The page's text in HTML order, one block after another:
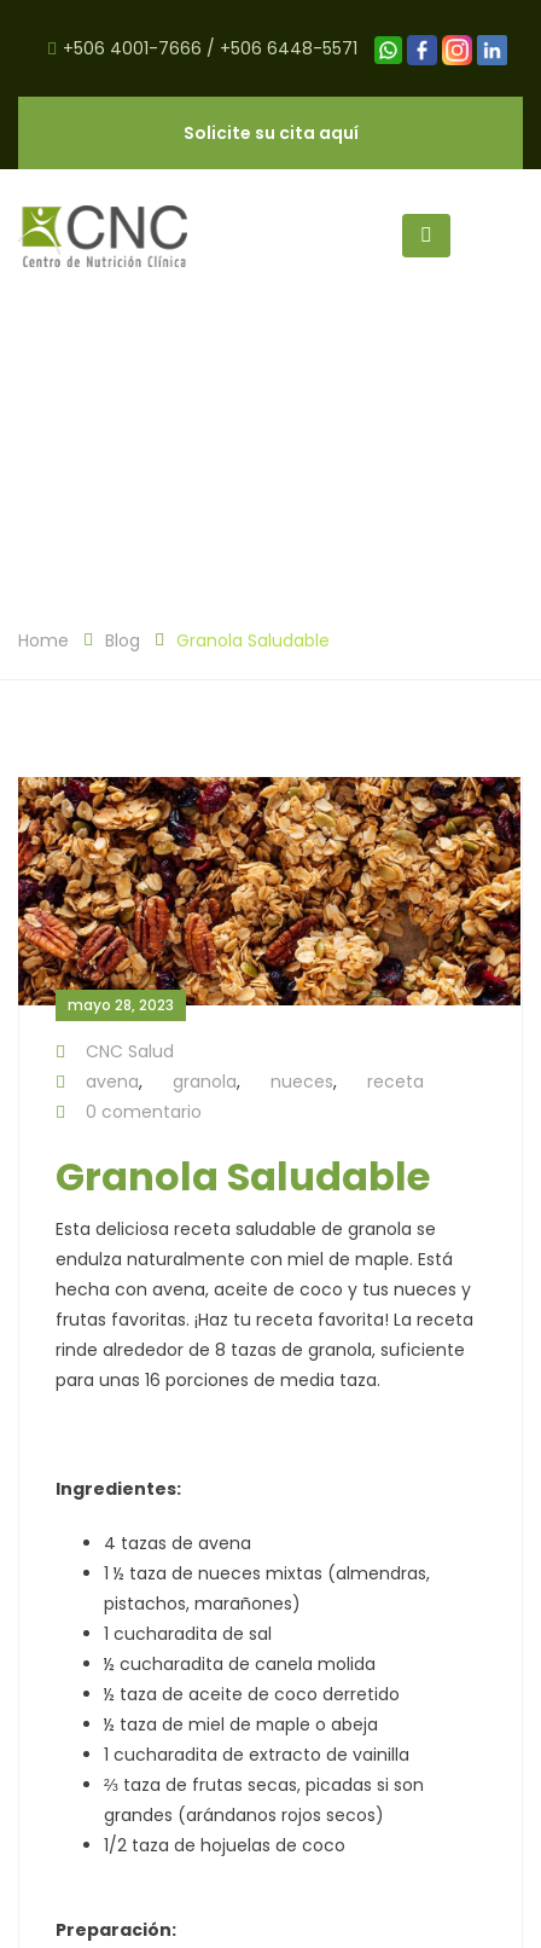
+506 4001-7666 / +506 6448-5571
Solicite su cita aquí
Home Blog Granola Saludable
mayo 28, 2023
CNC Salud
avena, granola, nueces,
receta
0 comentario
Granola Saludable
Esta deliciosa receta saludable de granola se
endulza naturalmente con miel de maple. Está
hecha con avena, aceite de coco y tus nueces y
frutas favoritas. ¡Haz tu receta favorita! La receta
rinde alrededor de 8 tazas de granola, suficiente
para unas 16 porciones de media taza.
Ingredientes:
4 tazas de avena
1 ½ taza de nueces mixtas (almendras,
pistachos, marañones)
1 cucharadita de sal
½ cucharadita de canela molida
½ taza de aceite de coco derretido
½ taza de miel de maple o abeja
1 cucharadita de extracto de vainilla
⅔ taza de frutas secas, picadas si son
grandes (arándanos rojos secos)
1/2 taza de hojuelas de coco
Preparación: